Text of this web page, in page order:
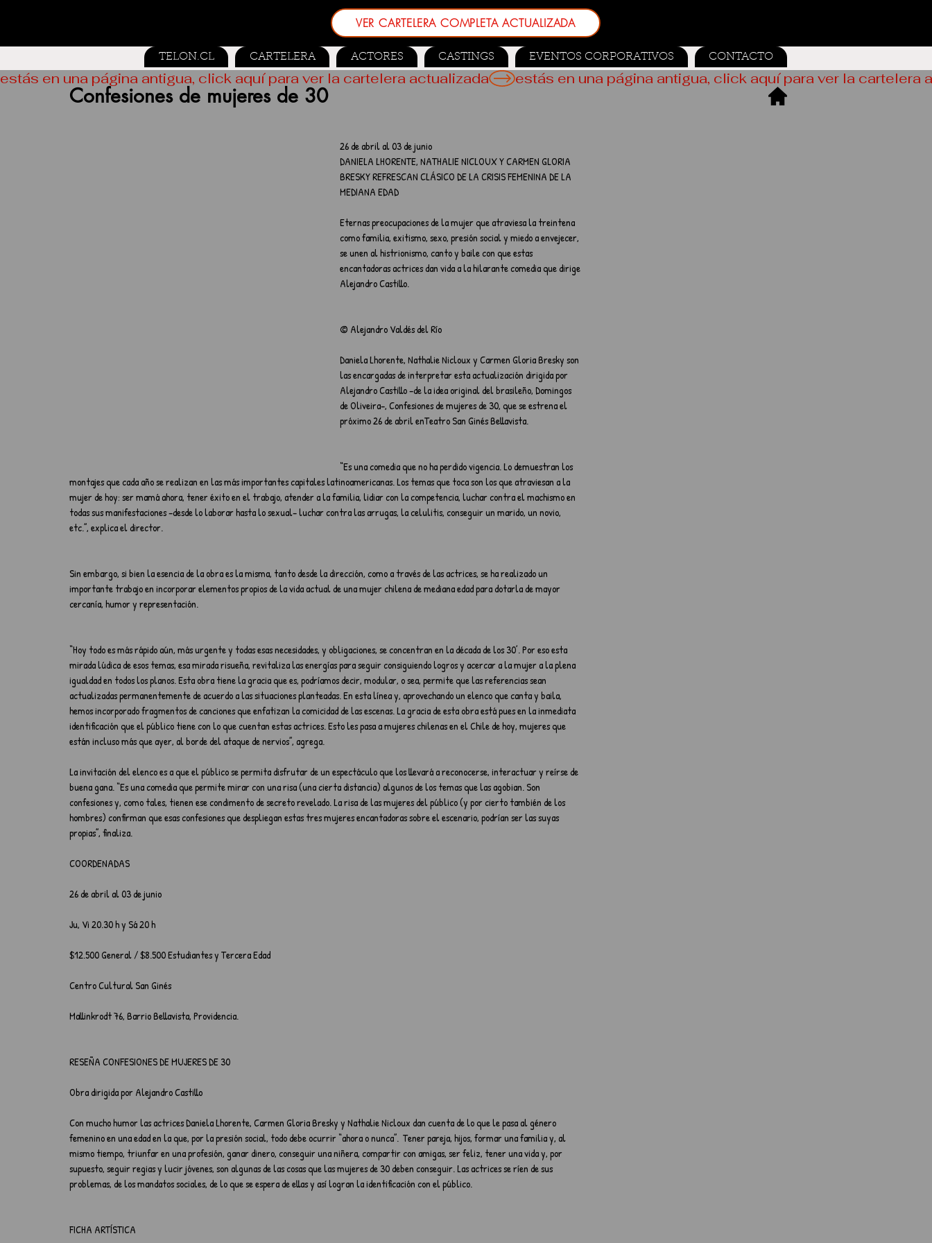
VER CARTELERA COMPLETA ACTUALIZADA
TELON.CL CARTELERA ACTORES CASTINGS EVENTOS CORPORATIVOS CONTACTO
Confesiones de mujeres de 30
26 de abril al 03 de junio
DANIELA LHORENTE, NATHALIE NICLOUX Y CARMEN GLORIA
BRESKY REFRESCAN CLÁSICO DE LA CRISIS FEMENINA DE LA
MEDIANA EDAD
Eternas preocupaciones de la mujer que atraviesa la treintena
como familia, exitismo, sexo, presión social y miedo a envejecer,
se unen al histrionismo, canto y baile con que estas
encantadoras actrices dan vida a la hilarante comedia que dirige
Alejandro Castillo.
© Alejandro Valdés del Río
Daniela Lhorente, Nathalie Nicloux y Carmen Gloria Bresky son
las encargadas de interpretar esta actualización dirigida por
Alejandro Castillo –de la idea original del brasileño, Domingos
de Oliveira–, Confesiones de mujeres de 30, que se estrena el
próximo 26 de abril enTeatro San Ginés Bellavista.
“Es una comedia que no ha perdido vigencia. Lo demuestran los
montajes que cada año se realizan en las más importantes capitales latinoamericanas. Los temas que toca son los que atraviesan a la
mujer de hoy: ser mamá ahora, tener éxito en el trabajo, atender a la familia, lidiar con la competencia, luchar contra el machismo en
todas sus manifestaciones –desde lo laborar hasta lo sexual– luchar contra las arrugas, la celulitis, conseguir un marido, un novio,
etc.”, explica el director.
Sin embargo, si bien la esencia de la obra es la misma, tanto desde la dirección, como a través de las actrices, se ha realizado un
importante trabajo en incorporar elementos propios de la vida actual de una mujer chilena de mediana edad para dotarla de mayor
cercanía, humor y representación.
“Hoy todo es más rápido aún, más urgente y todas esas necesidades, y obligaciones, se concentran en la década de los 30’. Por eso esta
mirada lúdica de esos temas, esa mirada risueña, revitaliza las energías para seguir consiguiendo logros y acercar a la mujer a la plena
igualdad en todos los planos. Esta obra tiene la gracia que es, podríamos decir, modular, o sea, permite que las referencias sean
actualizadas permanentemente de acuerdo a las situaciones planteadas. En esta línea y, aprovechando un elenco que canta y baila,
hemos incorporado fragmentos de canciones que enfatizan la comicidad de las escenas. La gracia de esta obra está pues en la inmediata
identificación que el público tiene con lo que cuentan estas actrices. Esto les pasa a mujeres chilenas en el Chile de hoy, mujeres que
están incluso más que ayer, al borde del ataque de nervios”, agrega.
La invitación del elenco es a que el público se permita disfrutar de un espectáculo que los llevará a reconocerse, interactuar y reírse de
buena gana. “Es una comedia que permite mirar con una risa (una cierta distancia) algunos de los temas que las agobian. Son
confesiones y, como tales, tienen ese condimento de secreto revelado. La risa de las mujeres del público (y por cierto también de los
hombres) confirman que esas confesiones que despliegan estas tres mujeres encantadoras sobre el escenario, podrían ser las suyas
propias”, finaliza.
COORDENADAS
26 de abril al 03 de junio
Ju, Vi 20.30 h y Sá 20 h
$12.500 General / $8.500 Estudiantes y Tercera Edad
Centro Cultural San Ginés
Mallinkrodt 76, Barrio Bellavista, Providencia.
RESEÑA CONFESIONES DE MUJERES DE 30
Obra dirigida por Alejandro Castillo
Con mucho humor las actrices Daniela Lhorente, Carmen Gloria Bresky y Nathalie Nicloux dan cuenta de lo que le pasa al género
femenino en una edad en la que, por la presión social, todo debe ocurrir “ahora o nunca”.  Tener pareja, hijos, formar una familia y, al
mismo tiempo, triunfar en una profesión, ganar dinero, conseguir una niñera, compartir con amigas, ser feliz, tener una vida y, por
supuesto, seguir regias y lucir jóvenes, son algunas de las cosas que las mujeres de 30 deben conseguir. Las actrices se ríen de sus
problemas, de los mandatos sociales, de lo que se espera de ellas y así logran la identificación con el público.
FICHA ARTÍSTICA
estás en una página antigua, click aquí para ver la cartelera actualizada